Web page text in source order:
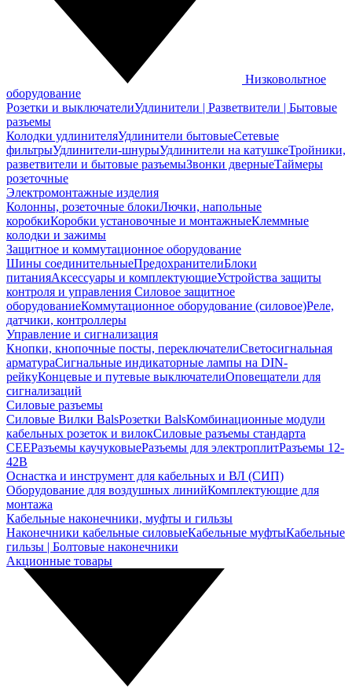
Низковольтное
оборудование
Розетки и выключателиУдлинители | Разветвители | Бытовые
разъемы
Колодки удлинителяУдлинители бытовыеСетевые
фильтрыУдлинители-шнурыУдлинители на катушкеТройники,
разветвители и бытовые разъемыЗвонки дверныеТаймеры
розеточные
Электромонтажные изделия
Колонны, розеточные блокиЛючки, напольные
коробкиКоробки установочные и монтажныеКлеммные
колодки и зажимы
Защитное и коммутационное оборудование
Шины соединительныеПредохранителиБлоки
питанияАксессуары и комплектующиеУстройства защиты
контроля и управления Силовое защитное
оборудованиеКоммутационное оборудование (силовое)Реле,
датчики, контроллеры
Управление и сигнализация
Кнопки, кнопочные посты, переключателиСветосигнальная
арматураСигнальные индикаторные лампы на DIN-
рейкуКонцевые и путевые выключателиОповещатели для
сигнализаций
Силовые разъемы
Силовые Вилки BalsРозетки BalsКомбинационные модули
кабельных розеток и вилокСиловые разъемы стандарта
CEEРазъемы каучуковыеРазъемы для электроплитРазъемы 12-
42В
Оснастка и инструмент для кабельных и ВЛ (СИП)
Оборудование для воздушных линийКомплектующие для
монтажа
Кабельные наконечники, муфты и гильзы
Наконечники кабельные силовыеКабельные муфтыКабельные
гильзы | Болтовые наконечники
Акционные товары